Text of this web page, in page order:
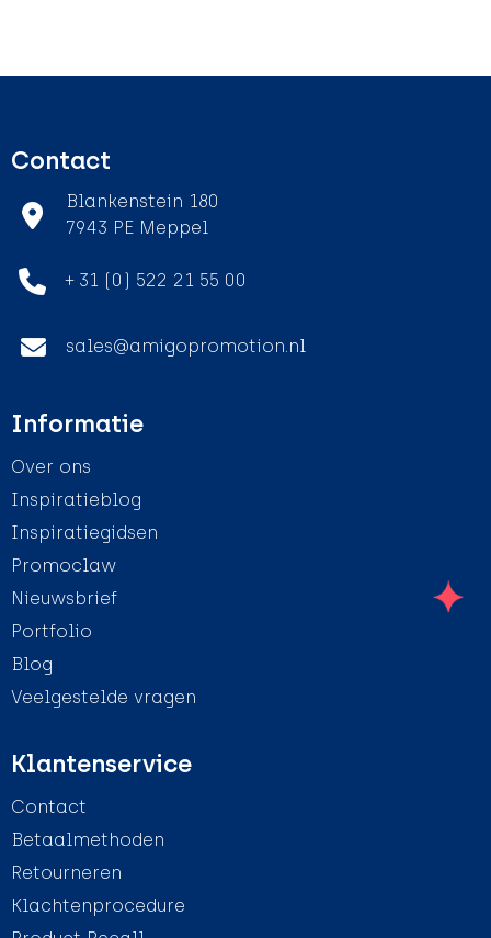
Contact
Blankenstein 180
7943 PE Meppel
+ 31 (0) 522 21 55 00
sales@amigopromotion.nl
Informatie
Over ons
Inspiratieblog
Inspiratiegidsen
Promoclaw
Nieuwsbrief
Portfolio
Blog
Veelgestelde vragen
Klantenservice
Contact
Betaalmethoden
Retourneren
Klachtenprocedure